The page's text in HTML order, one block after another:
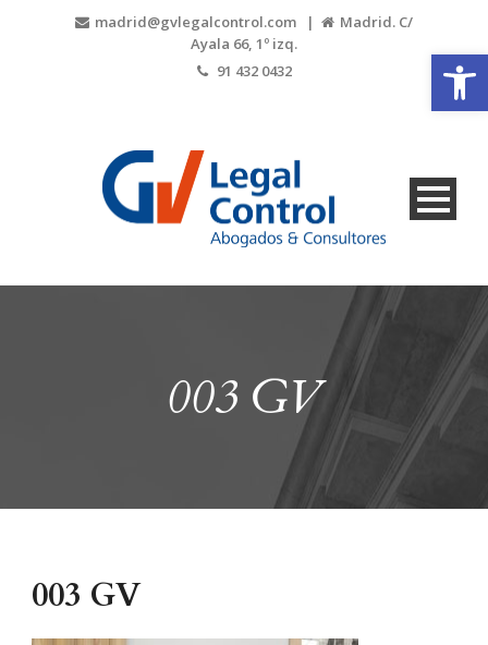
madrid@gvlegalcontrol.com |
Madrid. C/
Ayala 66, 1º izq.
91 432 0432
003 GV
003 GV